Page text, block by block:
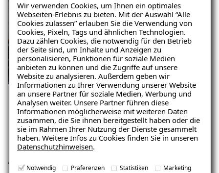
Wir verwenden Cookies, um Ihnen ein optimales
Webseiten-Erlebnis zu bieten. Mit der Auswahl “Alle
Cookies zulassen” erlauben Sie die Verwendung von
Cookies, Pixeln, Tags und ähnlichen Technologien.
Dazu zählen Cookies, die notwendig für den Betrieb
der Seite sind, um Inhalte und Anzeigen zu
personalisieren, Funktionen für soziale Medien
anbieten zu können und die Zugriffe auf unsere
Website zu analysieren. Außerdem geben wir
Informationen zu Ihrer Verwendung unserer Website
an unsere Partner für soziale Medien, Werbung und
Analysen weiter. Unsere Partner führen diese
Informationen möglicherweise mit weiteren Daten
zusammen, die Sie ihnen bereitgestellt haben oder die
sie im Rahmen Ihrer Nutzung der Dienste gesammelt
haben. Weitere Infos zu Cookies finden Sie in unseren
Datenschutzhinweisen.
Notwendig Präferenzen Statistiken Marketing
Langfristige Stabilität und neue
Nutzungsmöglichkeiten in
Altrich
Ratgeber „Sofort-Tipps gegen
Feuchtigkeit“
– jetzt kostenlos
herunterladen!
E-Mail eingeben